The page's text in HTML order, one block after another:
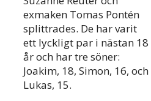
exmaken Tomas Pontén
splittrades. De har varit
ett lyckligt par i nästan 18
år och har tre söner:
Joakim, 18, Simon, 16, och
Lukas, 15.